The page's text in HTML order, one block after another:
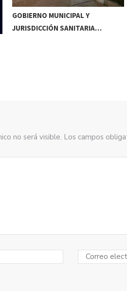
GOBIERNO MUNICIPAL Y
JURISDICCIÓN SANITARIA…
no será visible. Los campos